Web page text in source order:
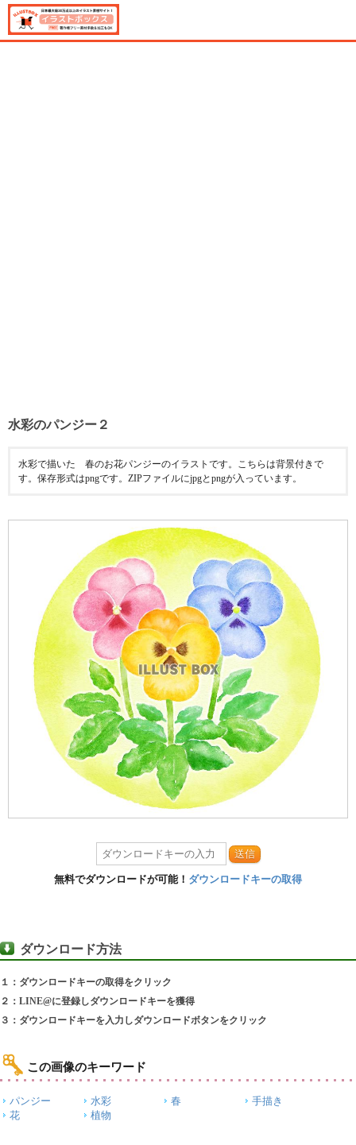
水彩のパンジー２
水彩で描いた 春のお花パンジーのイラストです。こちらは背景付きで
す。保存形式はpngです。ZIPファイルにjpgとpngが入っています。
送信
無料でダウンロードが可能！ ダウンロードキーの取得
ダウンロード方法
１：ダウンロードキーの取得をクリック
２：LINE@に登録しダウンロードキーを獲得
３：ダウンロードキーを入力しダウンロードボタンをクリック
この画像のキーワード
パンジー 水彩 春
手描き
花
植物